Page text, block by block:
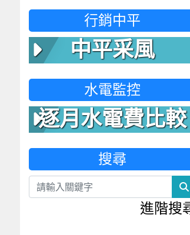
行銷中平
中平采風
水電監控
逐月水電費比較
表
搜尋
進階搜